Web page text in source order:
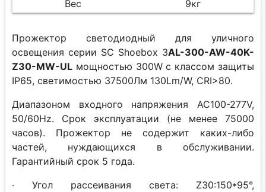
Вес 9кг
Прожектор светодиодный для уличного
освещения серии SC Shoebox 3AL-300-AW-40K-
Z30-MW-UL мощностью 300W с классом защиты
IP65, светимостью 37500Лм 130Lm/W, CRI>80.
Диапазоном входного напряжения AC100-277V,
50/60Hz. Срок эксплуатации (не менее 75000
часов). Прожектор не содержит каких-либо
частей, нуждающихся в обслуживании.
Гарантийный срок 5 года.
· Угол рассеивания света: Z30:150*95°,